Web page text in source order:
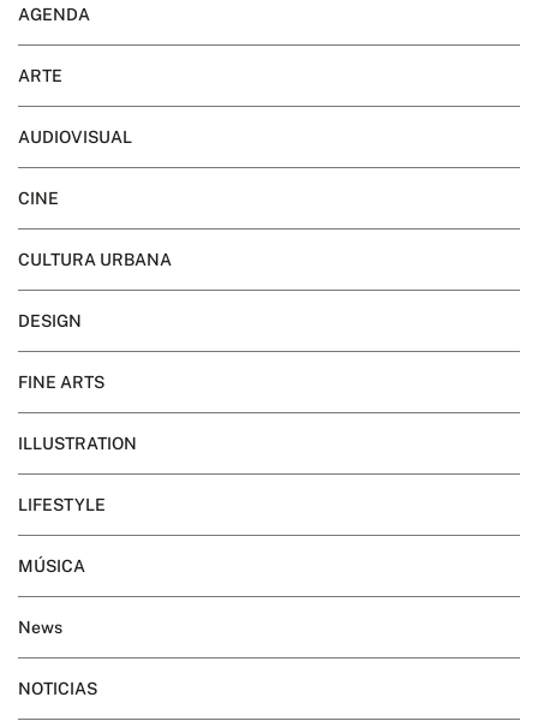
AGENDA
ARTE
AUDIOVISUAL
CINE
CULTURA URBANA
DESIGN
FINE ARTS
ILLUSTRATION
LIFESTYLE
MÚSICA
News
NOTICIAS